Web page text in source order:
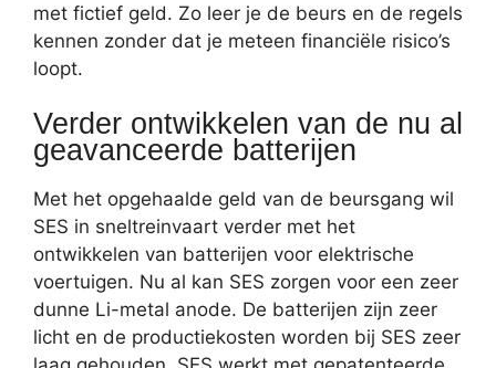
met fictief geld. Zo leer je de beurs en de regels
kennen zonder dat je meteen financiële risico’s
loopt.
Verder ontwikkelen van de nu al
geavanceerde batterijen
Met het opgehaalde geld van de beursgang wil
SES in sneltreinvaart verder met het
ontwikkelen van batterijen voor elektrische
voertuigen. Nu al kan SES zorgen voor een zeer
dunne Li-metal anode. De batterijen zijn zeer
licht en de productiekosten worden bij SES zeer